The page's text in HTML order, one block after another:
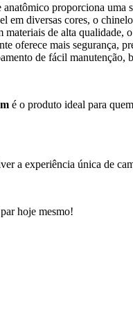
proporciona uma
em diversas cores, o
materiais de alta qualidade,
oferece mais segurança,
de fácil manutenção,
é o produto ideal para
a experiência única de
hoje mesmo!